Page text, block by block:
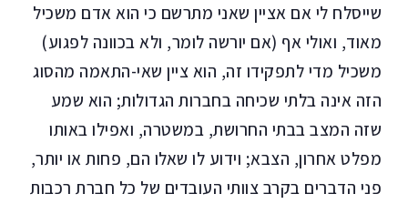
שייסלח לי אם אציין שאני מתרשם כי הוא אדם משכיל
מאוד, ואולי אף (אם יורשה לומר, ולא בכוונה לפגוע)
משכיל מדי לתפקידו זה, הוא ציין שאי-התאמה מהסוג
הזה אינה בלתי שכיחה בחברות הגדולות; הוא שמע
שזה המצב בבתי החרושת, במשטרה, ואפילו באותו
מפלט אחרון, הצבא; וידוע לו שאלו הם, פחות או יותר,
פני הדברים בקרב צוותי העובדים של כל חברת רכבות